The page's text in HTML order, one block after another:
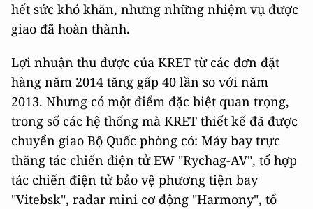
hết sức khó khăn, nhưng những nhiệm vụ được
giao đã hoàn thành.
Lợi nhuận thu được của KRET từ các đơn đặt
hàng năm 2014 tăng gấp 40 lần so với năm
2013. Nhưng có một điểm đặc biệt quan trọng,
trong số các hệ thống mà KRET thiết kế đã được
chuyển giao Bộ Quốc phòng có: Máy bay trực
thăng tác chiến điện tử EW "Rychag-AV", tổ hợp
tác chiến điện tử bảo vệ phương tiện bay
"Vitebsk", radar mini cơ động "Harmony", tổ